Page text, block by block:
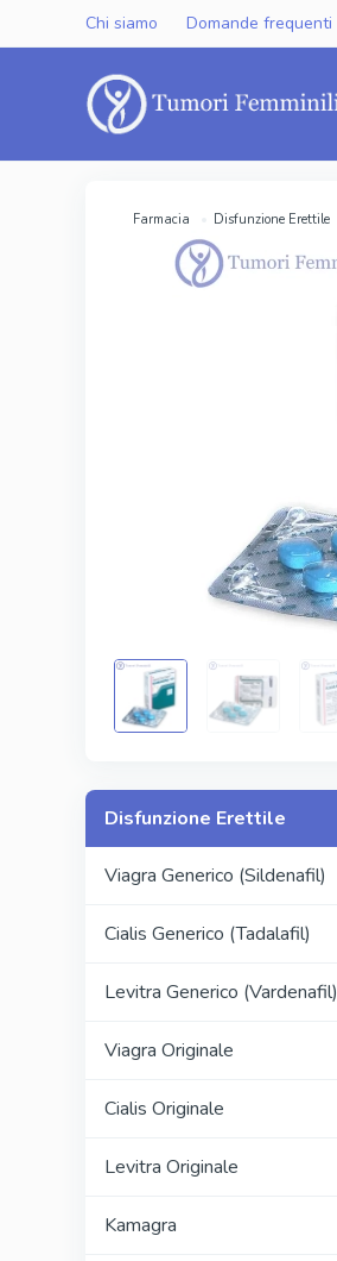
Chi siamo Domande frequenti
Farmacia Disfunzione Erettile
Disfunzione Erettile
Viagra Generico (Sildenafil)
Cialis Generico (Tadalafil)
Levitra Generico (Vardenafil)
Viagra Originale
Cialis Originale
Levitra Originale
Kamagra